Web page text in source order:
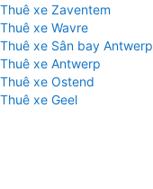
Thuê xe Zaventem
Thuê xe Wavre
Thuê xe Sân bay Antwerp
Thuê xe Antwerp
Thuê xe Ostend
Thuê xe Geel